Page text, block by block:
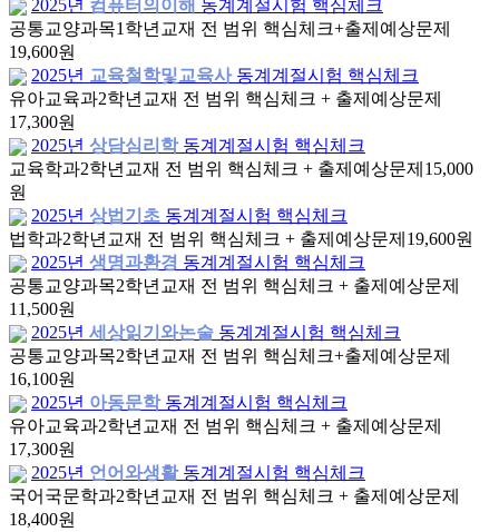
2025년 컴퓨터의이해 동계계절시험 핵심체크
공통교양과목1학년 교재 전 범위 핵심체크+출제예상문제
19,600원
2025년 교육철학및교육사 동계계절시험 핵심체크
유아교육과2학년 교재 전 범위 핵심체크 + 출제예상문제
17,300원
2025년 상담심리학 동계계절시험 핵심체크
교육학과2학년 교재 전 범위 핵심체크 + 출제예상문제 15,000
원
2025년 상법기초 동계계절시험 핵심체크
법학과2학년 교재 전 범위 핵심체크 + 출제예상문제 19,600원
2025년 생명과환경 동계계절시험 핵심체크
공통교양과목2학년 교재 전 범위 핵심체크 + 출제예상문제
11,500원
2025년 세상읽기와논술 동계계절시험 핵심체크
공통교양과목2학년 교재 전 범위 핵심체크+출제예상문제
16,100원
2025년 아동문학 동계계절시험 핵심체크
유아교육과2학년 교재 전 범위 핵심체크 + 출제예상문제
17,300원
2025년 언어와생활 동계계절시험 핵심체크
국어국문학과2학년 교재 전 범위 핵심체크 + 출제예상문제
18,400원